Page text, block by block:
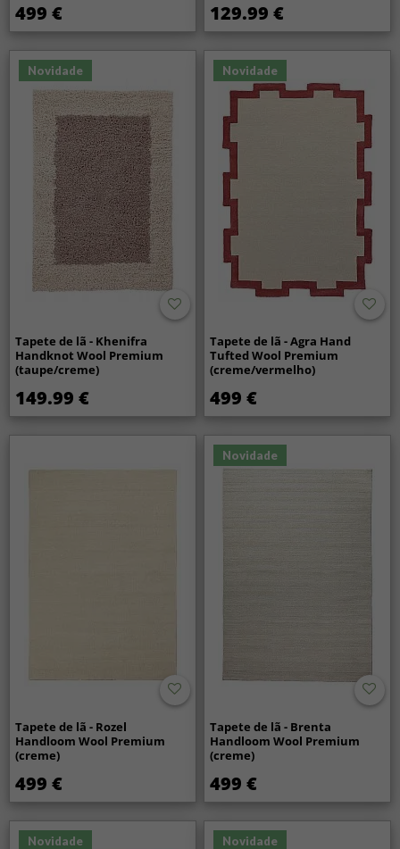
499 € 129.99 €
Novidade
Tapete de lã - Khenifra
Handknot Wool Premium
(taupe/creme)
149.99 €
Novidade
Tapete de lã - Agra Hand
Tufted Wool Premium
(creme/vermelho)
499 €
Tapete de lã - Rozel
Handloom Wool Premium
(creme)
499 €
Novidade
Tapete de lã - Brenta
Handloom Wool Premium
(creme)
499 €
Novidade Novidade